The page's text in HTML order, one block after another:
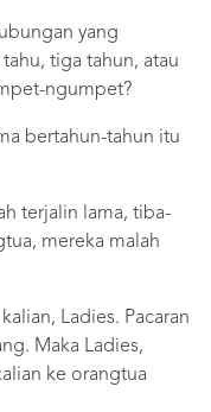
yang
tiga tahun, atau
ngumpet?
bertahun-tahun itu
terjalin lama, tiba-
mereka malah
Ladies. Pacaran
Maka Ladies,
ke orangtua